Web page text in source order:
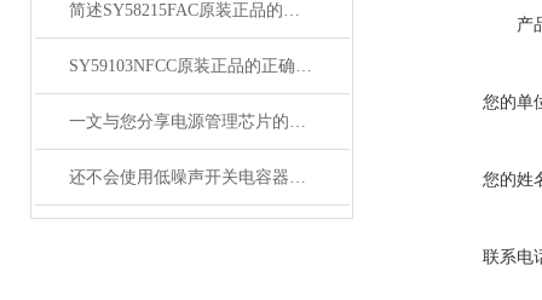
简述SY58215FAC原装正品的正确安装方法
SY59103NFCC原装正品的正确维护保养方法分享
一文与您分享电源管理芯片的维护保养方法
还不会使用低噪声开关电容器？进来看
产
您的单
您的姓
联系电